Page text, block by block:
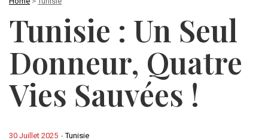
Tunisie : Un Seul
Donneur, Quatre
Vies Sauvées !
-Tunisie
30 Juillet 2025